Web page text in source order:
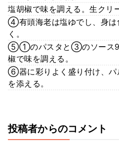
塩胡椒で味を調える。生クリ
④有頭海老は塩ゆでし、身は
く。
⑤①のパスタと③のソース
椒で味を調える。
⑥器に彩りよく盛り付け、パ
を添える。
投稿者からのコメント